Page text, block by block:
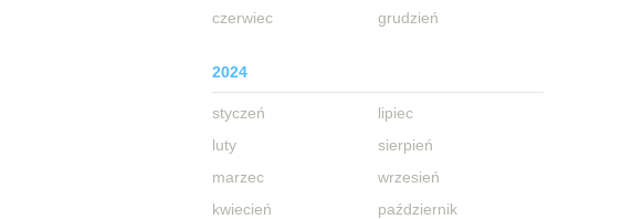
czerwiec
grudzień
2024
styczeń
luty
marzec
kwiecień
lipiec
sierpień
wrzesień
październik